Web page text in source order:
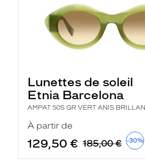
Lunettes de soleil
Etnia Barcelona
AMPAT 50S GR VERT ANIS BRILLAN
À partir de
129,50 € 185,00 € -30%